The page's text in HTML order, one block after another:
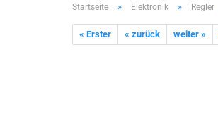
Startseite » Elektronik » Regler
« Erster « zurück weiter »